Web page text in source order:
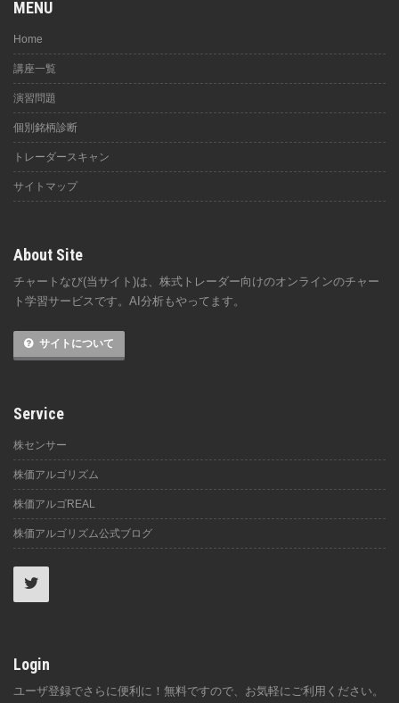
MENU
Home
講座一覧
演習問題
個別銘柄診断
トレーダースキャン
サイトマップ
About Site
チャートなび(当サイト)は、株式トレーダー向けのオンラインのチャー
ト学習サービスです。AI分析もやってます。
サイトについて
Service
株センサー
株価アルゴリズム
株価アルゴREAL
株価アルゴリズム公式ブログ
Login
ユーザ登録でさらに便利に！無料ですので、お気軽にご利用ください。